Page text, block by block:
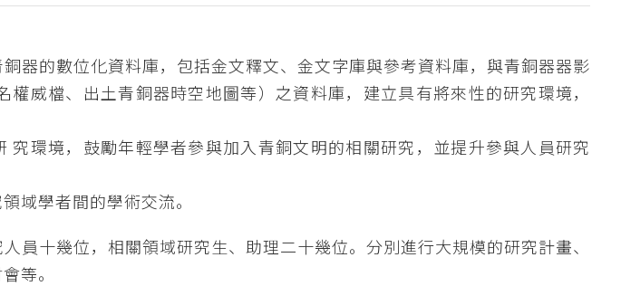
銅器的數位化資料庫，包括金文釋文、金文字庫與參考資料庫，與青銅器器影
威檔、出土青銅器時空地圖等）之資料庫，建立具有將來性的研究環境，
究環境，鼓勵年輕學者參與加入青銅文明的相關研究，並提升參與人員研究
域學者間的學術交流。
員十幾位，相關領域研究生、助理二十幾位。分別進行大規模的研究計畫、
等。